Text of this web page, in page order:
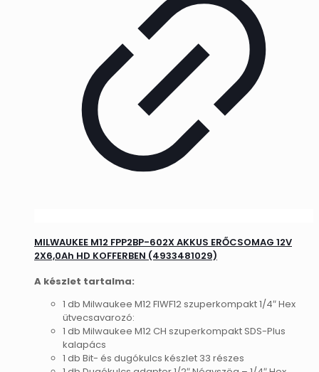
MILWAUKEE M12 FPP2BP-602X AKKUS ERŐCSOMAG 12V
2X6,0Ah HD KOFFERBEN (4933481029)
A készlet tartalma:
1 db Milwaukee M12 FIWF12 szuperkompakt 1/4″ Hex
ütvecsavarozó:
1 db Milwaukee M12 CH szuperkompakt SDS-Plus
kalapács
1 db Bit- és dugókulcs készlet 33 részes